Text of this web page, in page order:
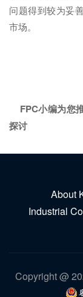
问题得到较为妥
市场。
FPC小编为您
探讨
About
Industrial
Copyright @